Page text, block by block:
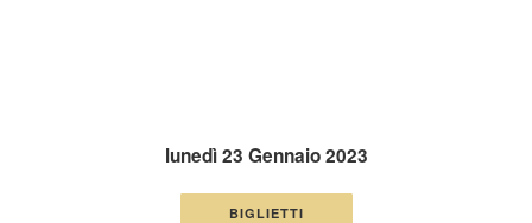
lunedì 23 Gennaio 2023
BIGLIETTI